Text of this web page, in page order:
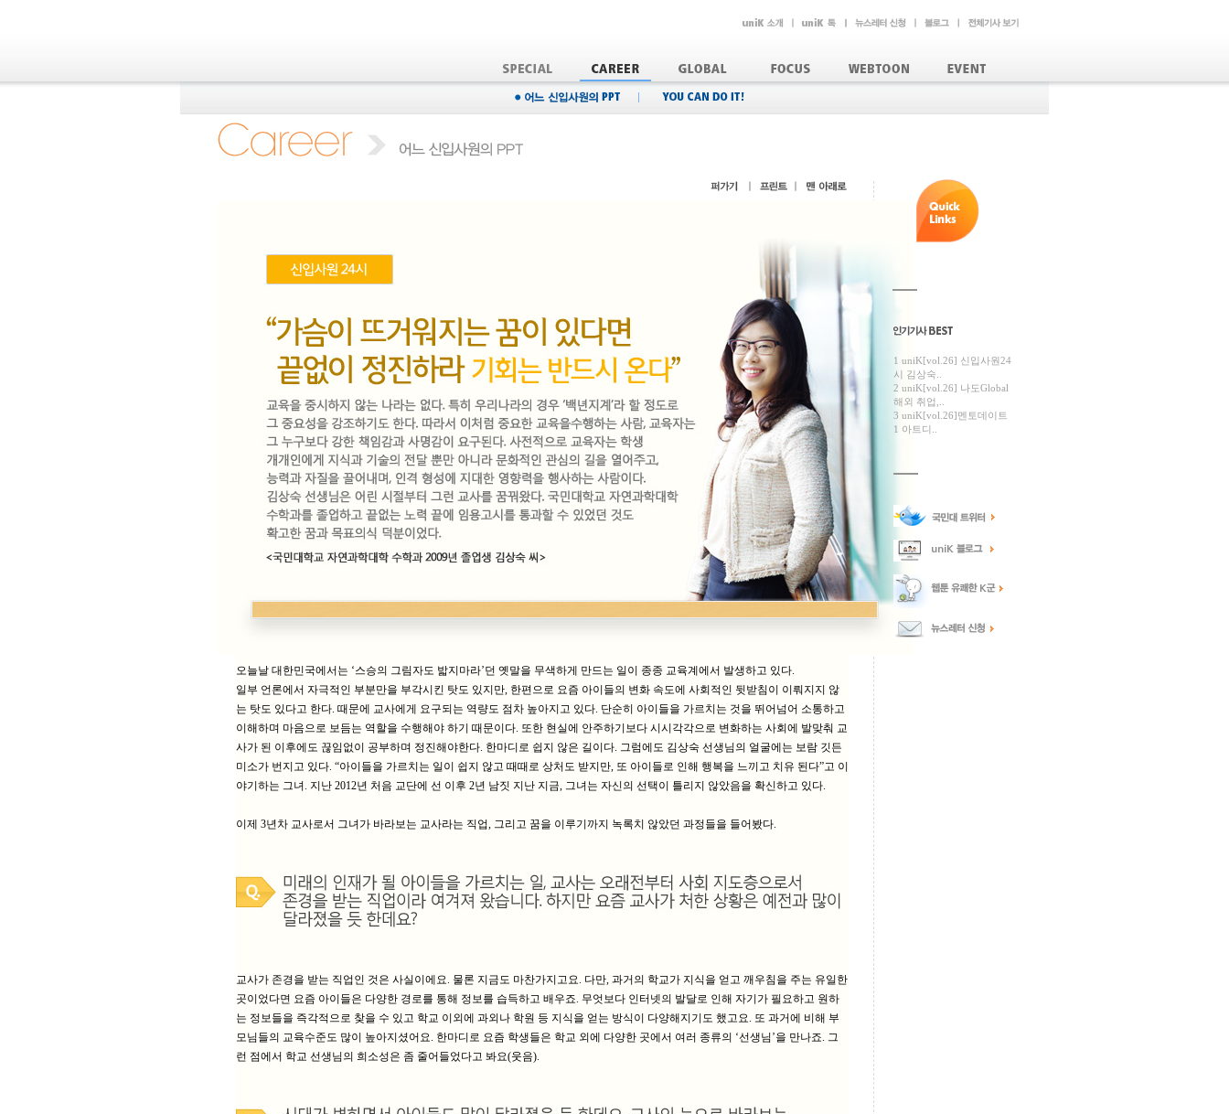
오늘날 대한민국에서는 ‘스승의 그림자도 밟지마라’던 옛말을 무색하게 만드는 일이 종종 교육계에서 발생하고 있다.
일부 언론에서 자극적인 부분만을 부각시킨 탓도 있지만, 한편으로 요즘 아이들의 변화 속도에 사회적인 뒷받침이 이뤄지지 않
는 탓도 있다고 한다. 때문에 교사에게 요구되는 역량도 점차 높아지고 있다. 단순히 아이들을 가르치는 것을 뛰어넘어 소통하고
이해하며 마음으로 보듬는 역할을 수행해야 하기 때문이다. 또한 현실에 안주하기보다 시시각각으로 변화하는 사회에 발맞춰 교
사가 된 이후에도 끊임없이 공부하며 정진해야한다. 한마디로 쉽지 않은 길이다. 그럼에도 김상숙 선생님의 얼굴에는 보람 깃든
미소가 번지고 있다. “아이들을 가르치는 일이 쉽지 않고 때때로 상처도 받지만, 또 아이들로 인해 행복을 느끼고 치유 된다”고 이
야기하는 그녀. 지난 2012년 처음 교단에 선 이후 2년 남짓 지난 지금, 그녀는 자신의 선택이 틀리지 않았음을 확신하고 있다.
이제 3년차 교사로서 그녀가 바라보는 교사라는 직업, 그리고 꿈을 이루기까지 녹록치 않았던 과정들을 들어봤다.
교사가 존경을 받는 직업인 것은 사실이에요. 물론 지금도 마찬가지고요. 다만, 과거의 학교가 지식을 얻고 깨우침을 주는 유일한
곳이었다면 요즘 아이들은 다양한 경로를 통해 정보를 습득하고 배우죠. 무엇보다 인터넷의 발달로 인해 자기가 필요하고 원하
는 정보들을 즉각적으로 찾을 수 있고 학교 이외에 과외나 학원 등 지식을 얻는 방식이 다양해지기도 했고요. 또 과거에 비해 부
모님들의 교육수준도 많이 높아지셨어요. 한마디로 요즘 학생들은 학교 외에 다양한 곳에서 여러 종류의 ‘선생님’을 만나죠. 그
런 점에서 학교 선생님의 희소성은 좀 줄어들었다고 봐요(웃음).
1 uniK[vol.26] 신입사원24
시 김상숙..
2 uniK[vol.26] 나도Global
해외 취업,..
3 uniK[vol.26]멘토데이트
1 아트디..